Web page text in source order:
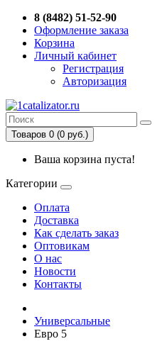
8 (8482) 51-52-90
Оформление заказа
Корзина
Личный кабинет
Регистрация
Авторизация
Товаров 0 (0 руб.)
Ваша корзина пуста!
Категории
Оплата
Доставка
Как сделать заказ
Оптовикам
О нас
Новости
Контакты
Универсальные
Евро 5